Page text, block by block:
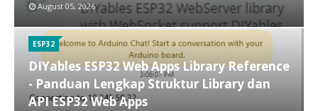
August 05, 2026
ESP32
DIYables ESP32 Web Apps Library Reference
- Panduan Lengkap Struktur Library dan
API ESP32 Web Apps